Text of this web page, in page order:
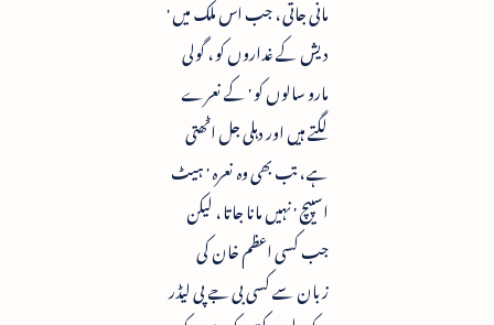
مانی جاتی ، جب اس ملک میں '
دیش کے غداروں کو ، گولی
مارو سالوں کو ' کے نعرے
لگتے ہیں اور دہلی جل اٹھتی
ہے ، تب بھی وہ نعرہ ' ہیٹ
اسپیچ ' نہیں مانا جاتا ، لیکن
جب کسی اعظم خان کی
زبان سے کسی بی جے پی لیڈر